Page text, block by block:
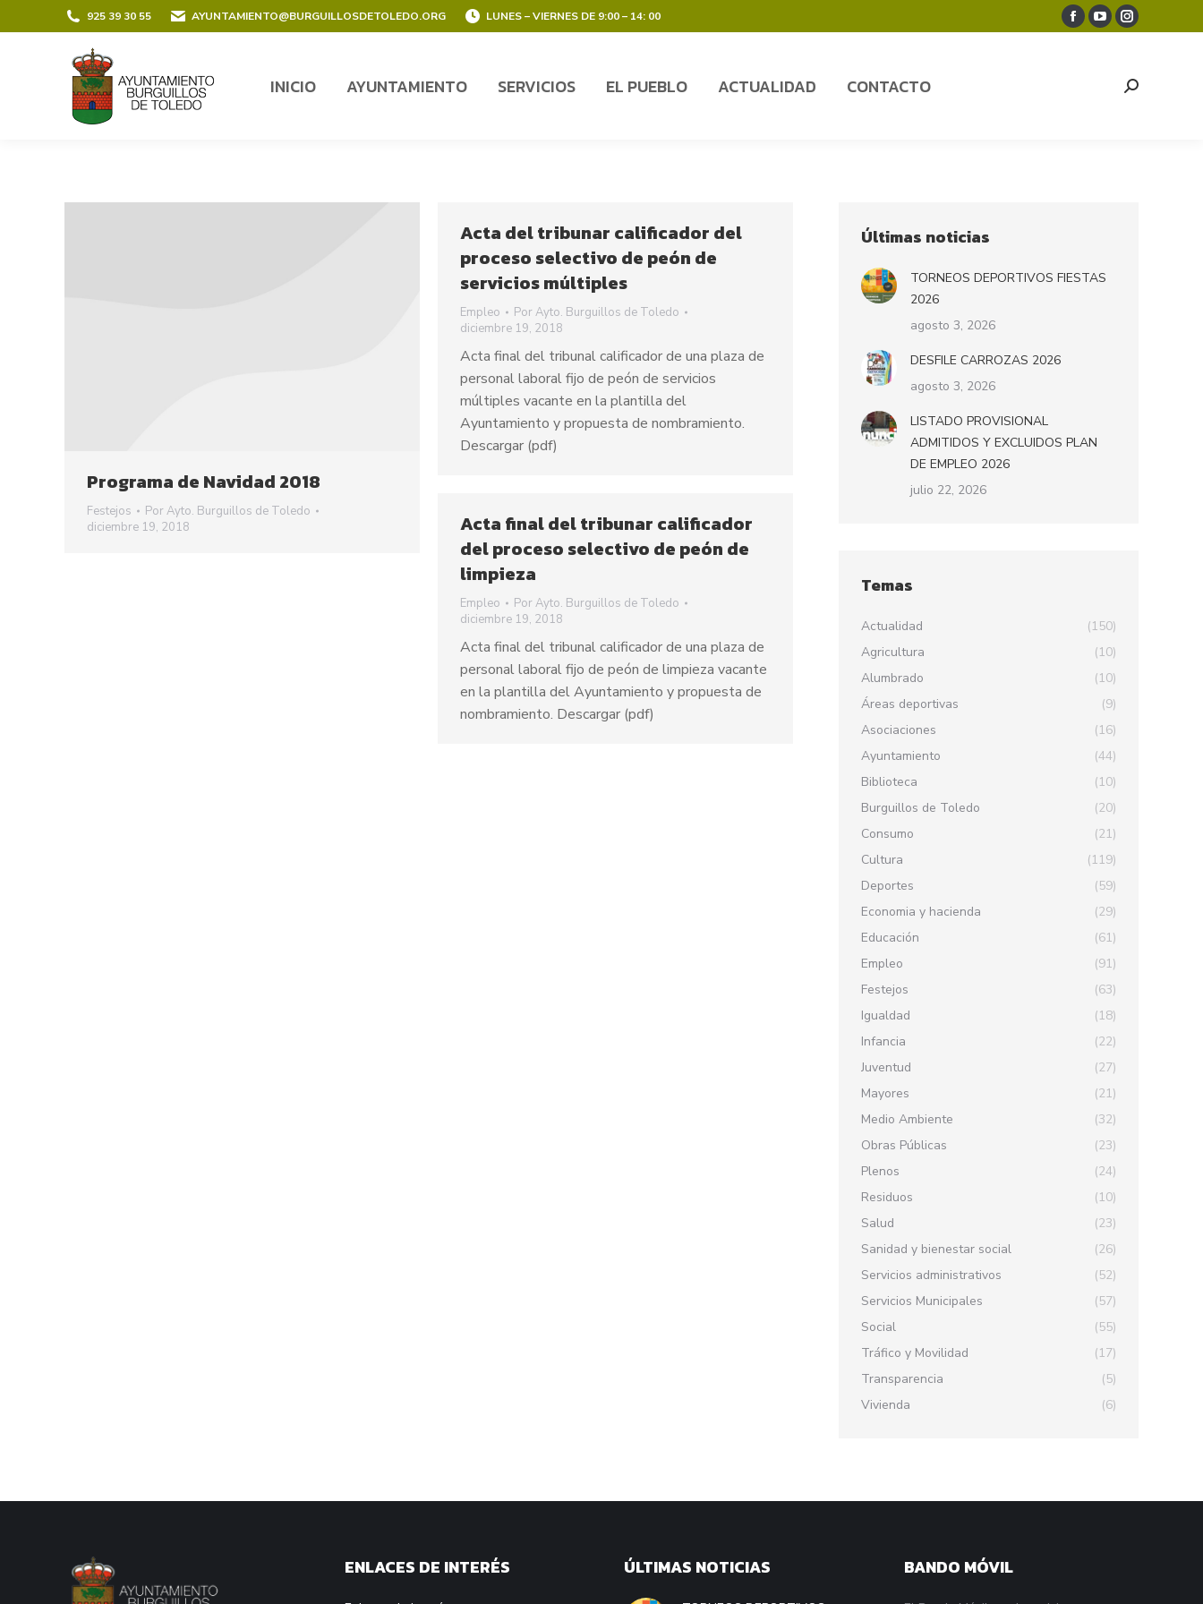
925 39 30 55 AYUNTAMIENTO@BURGUILLOSDETOLEDO.ORG LUNES – VIERNES DE 9:00 – 14: 00
Facebook
YouTubeInstagram
in
INICIO AYUNTAMIENTO SERVICIOS EL PUEBLO ACTUALIDAD CONTACTO Search:
Programa de Navidad 2018
Festejos PorAyto. Burguillos de Toledo
diciembre 19, 2018
Acta del tribunar calificador del
proceso selectivo de peón de
servicios múltiples
Empleo PorAyto. Burguillos de Toledo
diciembre 19, 2018
Acta final del tribunal calificador de una plaza de
personal laboral fijo de peón de servicios
múltiples vacante en la plantilla del
Ayuntamiento y propuesta de nombramiento.
Descargar (pdf)
Acta final del tribunar calificador
del proceso selectivo de peón de
limpieza
Empleo PorAyto. Burguillos de Toledo
diciembre 19, 2018
Acta final del tribunal calificador de una plaza de
personal laboral fijo de peón de limpieza vacante
en la plantilla del Ayuntamiento y propuesta de
nombramiento. Descargar (pdf)
Últimas noticias
TORNEOS DEPORTIVOS FIESTAS
2026
agosto 3, 2026
DESFILE CARROZAS 2026
agosto 3, 2026
LISTADO PROVISIONAL
ADMITIDOS Y EXCLUIDOS PLAN
DE EMPLEO 2026
julio 22, 2026
Temas
Actualidad
(150)
Agricultura
(10)
Alumbrado
(10)
Áreas deportivas
(9)
Asociaciones
(16)
Ayuntamiento
(44)
Biblioteca
(10)
Burguillos de Toledo
(20)
Consumo
(21)
Cultura
(119)
Deportes
(59)
Economia y hacienda
(29)
Educación
(61)
Empleo
(91)
Festejos
(63)
Igualdad
(18)
Infancia
(22)
Juventud
(27)
Mayores
(21)
Medio Ambiente
(32)
Obras Públicas
(23)
Plenos
(24)
Residuos
(10)
Salud
(23)
Sanidad y bienestar social
(26)
Servicios administrativos
(52)
Servicios Municipales
(57)
Social
(55)
Tráfico y Movilidad
(17)
Transparencia
(5)
Vivienda
(6)
ENLACES DE INTERÉS ÚLTIMAS NOTICIAS BANDO MÓVIL
INICIO AYUNTAMIENTO SERVICIOS EL PUEBLO ACTUALIDAD CONTACTO